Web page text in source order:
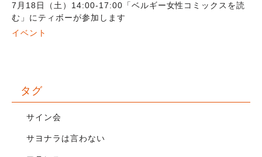
7月18日（土）14:00-17:00「ベルギー女性コミックスを読
む」にティボーが参加します
イベント
タグ
サイン会
サヨナラは言わない